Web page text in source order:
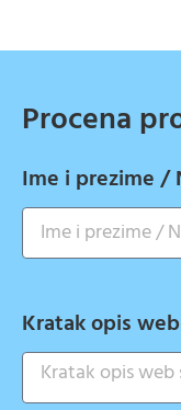
Procena
Ime i prezime /
Kratak opis